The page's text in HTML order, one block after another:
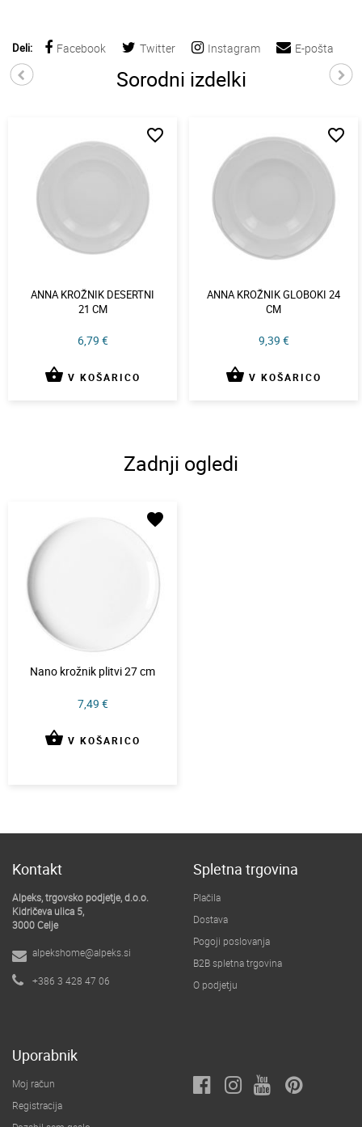
Deli: Facebook Twitter Instagram E-pošta
Sorodni izdelki
favorite_border
ANNA KROŽNIK DESERTNI
21 CM
6,79 €
shopping_basket V KOŠARICO
favorite_border
ANNA KROŽNIK GLOBOKI 24
CM
9,39 €
shopping_basket V KOŠARICO
Zadnji ogledi
favorite
Nano krožnik plitvi 27 cm
7,49 €
shopping_basket V KOŠARICO
Kontakt
Alpeks, trgovsko podjetje, d.o.o.
Kidričeva ulica 5,
3000 Celje
alpekshome@alpeks.si
+386 3 428 47 06
Spletna trgovina
Plačila
Dostava
Pogoji poslovanja
B2B spletna trgovina
O podjetju
Uporabnik
Moj račun
Registracija